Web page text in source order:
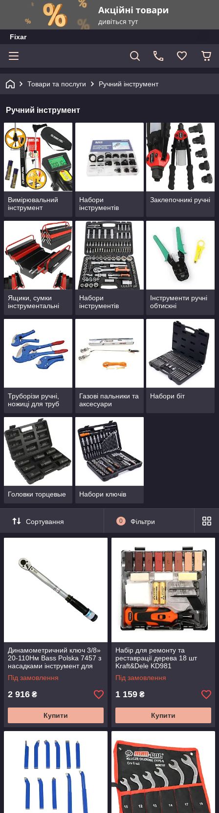
Fixar
Товари та послуги Ручний інструмент
Ручний інструмент
Вимірювальний
інструмент
Набори
інструментів
Заклепочникі ручні
Ящики, сумки
інструментальні
Набори
інструментів
Інструменти ручні
обтискні
Труборізи ручні,
ножиці для труб
Газові пальники та
аксесуари
Набори біт
Головки торцевые Набори ключів
Сортування 0 Фільтри
Динамометричний ключ 3/8»
20-110Нм Bass Polska 7457 з
насадками інструмент для
точного затягування
Під замовлення
2 916 ₴
Купити
Набір для ремонту та
реставрації дерева 18 шт
Kraft&Dele KD981
відновлення дерев'яних
поверхонь
Під замовлення
1 159 ₴
Купити